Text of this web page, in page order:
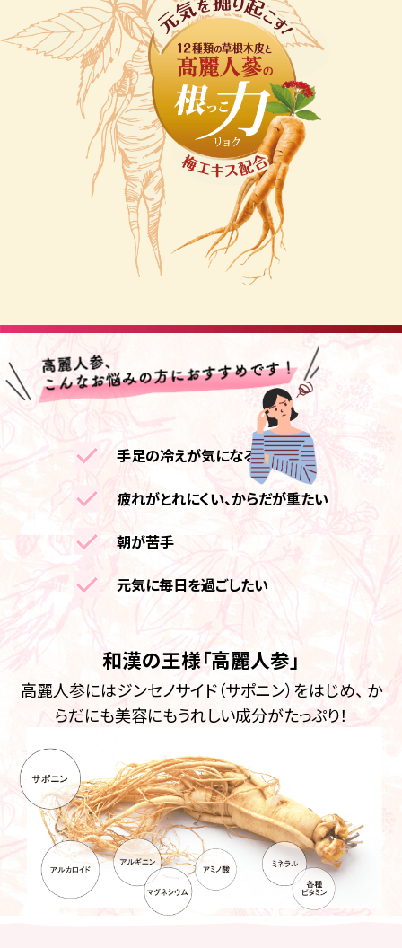
手足の冷えが気になる
疲れがとれにくい、からだが重たい
朝が苦手
元気に毎日を過ごしたい
和漢の王様「高麗人参」
高麗人参にはジンセノサイド（サポニン）をはじめ、 か
らだにも美容にもうれしい成分がたっぷり！